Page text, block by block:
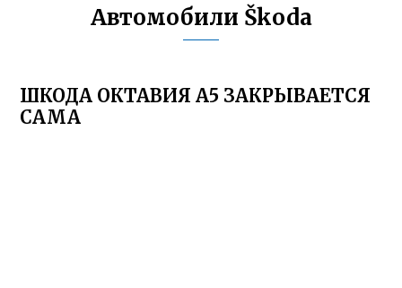
Автомобили Škoda
ШКОДА ОКТАВИЯ А5 ЗАКРЫВАЕТСЯ
САМА